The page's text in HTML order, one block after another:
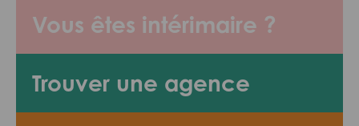
Vous êtes intérimaire ?
Trouver une agence